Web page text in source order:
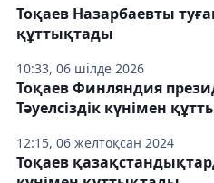
10:33, 06 шілде 2026
Тоқаев Назарбаевты
құттықтады
12:15, 06 желтоқсан 2024
Тоқаев Финляндия
Тәуелсіздік күнімен
Тоқаев